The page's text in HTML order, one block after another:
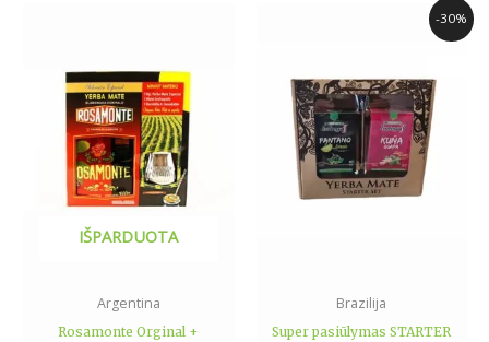
IŠPARDUOTA
Argentina
Rosamonte Orginal +
-30%
Brazilija
Super pasiūlymas STARTER
Current
price